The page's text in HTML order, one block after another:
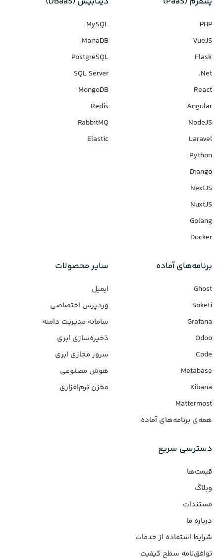
PHP
VueJS
Flask
Net.
React
Angular
NodeJS
Laravel
Python
Django
NextJS
NuxtJS
Golang
Docker
MySQL
MariaDB
PostgreSQL
SQL Server
MongoDB
Redis
RabbitMQ
Elastic
برنامه‌های‌ آماده
Ghost
Soketi
Grafana
Odoo
Code
Metabase
Kibana
Mattermost
همه‌ی برنامه‌های آماده
سایر محصولات
ایمیل
وردپرس‌ اختصاصی
سامانه مدیریت دامنه
ذخیره‌سازی ابری
سرور مجازی ابری
هوش مصنوعی
مخزن نرم‌افزاری
دسترسی سریع
قیمت‌ها
وبلاگ
مستندات
درباره ما
شرایط استفاده از خدمات
توافق‌نامه سطح کیفیت